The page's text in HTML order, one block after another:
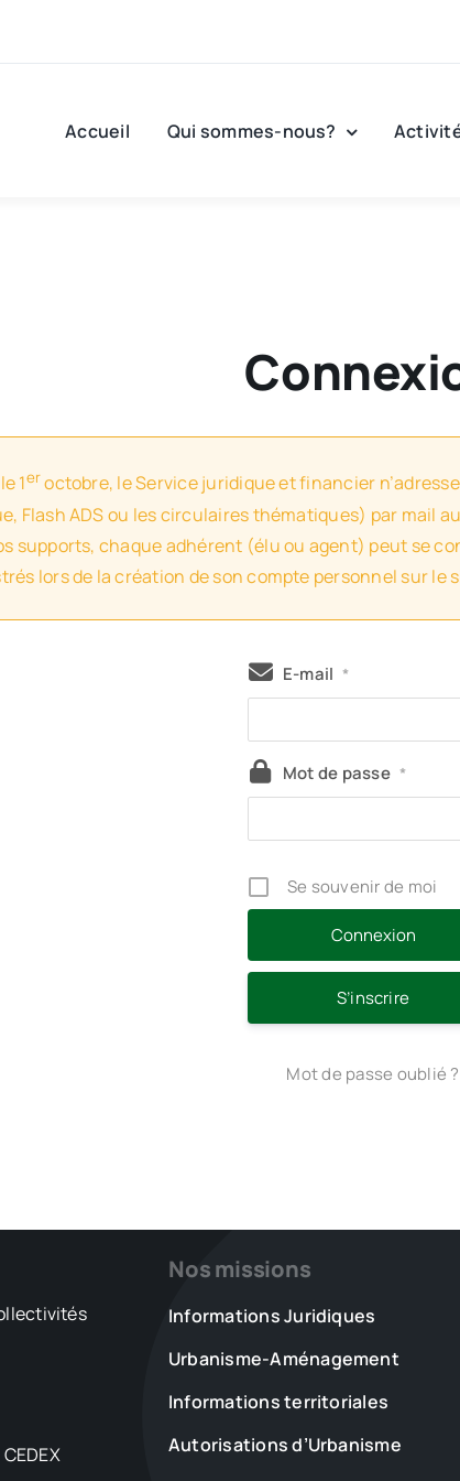
Accueil Qui sommes-nous?
1eroctobre, le Service juridique et financier
Flash ADS ou les circulaires thématiques) par mail
supports, chaque adhérent (élu ou agent) peut se
lors de la création de son compte personnel sur le
E-mail *
Mot de passe *
Se souvenir de moi
S’inscrire
Mot de passe oublié ?
Nos missions
Informations Juridiques
Urbanisme-Aménagement
Informations territoriales
Autorisations d’Urbanisme